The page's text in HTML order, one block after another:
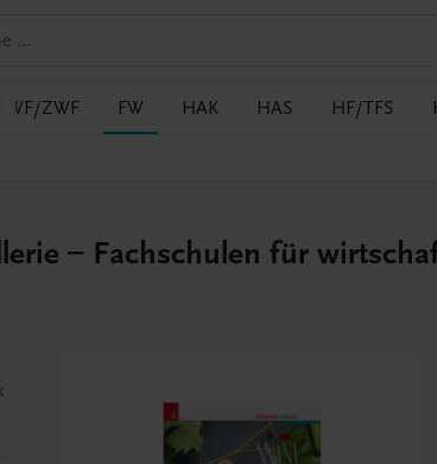
ZWF FW HAK HAS HF/TFS
– Fachschulen für